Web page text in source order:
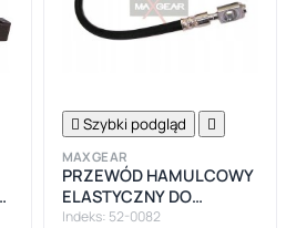
 Szybki podgląd 
MAXGEAR
PRZEWÓD HAMULCOWY
ELASTYCZNY DO
ZACISKU PRZÓD AUDI
Indeks: 52-0082